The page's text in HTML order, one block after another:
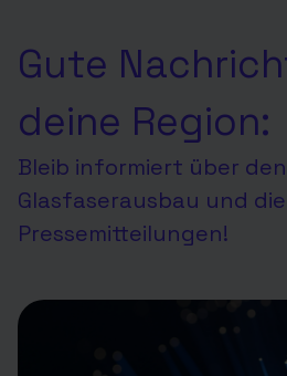
Gute
deine Region:
Bleib informiert über
Glasfaserausbau und
Pressemitteilungen!